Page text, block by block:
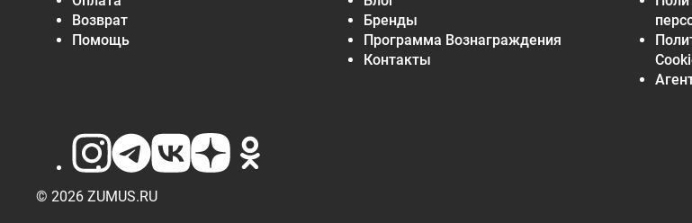
[standardized to contain 7% carnosic
Возврат
Помощь
Бренды
Программа Вознаграждения
Контакты
© 2026 ZUMUS.RU